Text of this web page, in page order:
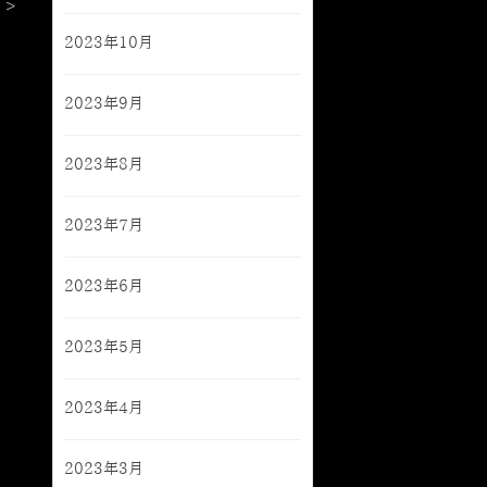
>
2023年10月
2023年9月
2023年8月
2023年7月
2023年6月
2023年5月
2023年4月
2023年3月